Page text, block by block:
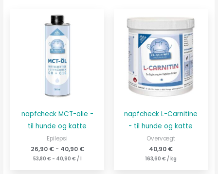
napfcheck MCT-olie -
til hunde og katte
Epilepsi
26,90 €- 40,90 €
53,80 € - 40,90 € /
napfcheck L-Carnitine
- til hunde og katte
Overvægt
40,90 €
163,60 € / kg